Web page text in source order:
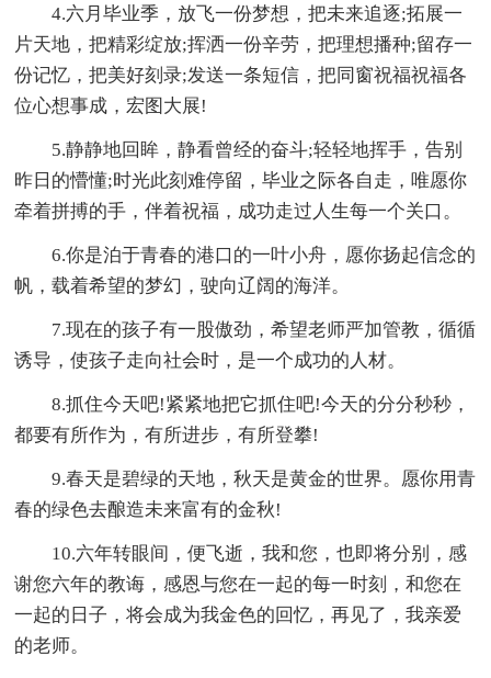
4.六月毕业季，放飞一份梦想，把未来追逐;拓展一
片天地，把精彩绽放;挥洒一份辛劳，把理想播种;留存一
份记忆，把美好刻录;发送一条短信，把同窗祝福祝福各
位心想事成，宏图大展!
5.静静地回眸，静看曾经的奋斗;轻轻地挥手，告别
昨日的懵懂;时光此刻难停留，毕业之际各自走，唯愿你
牵着拼搏的手，伴着祝福，成功走过人生每一个关口。
6.你是泊于青春的港口的一叶小舟，愿你扬起信念的
帆，载着希望的梦幻，驶向辽阔的海洋。
7.现在的孩子有一股傲劲，希望老师严加管教，循循
诱导，使孩子走向社会时，是一个成功的人材。
8.抓住今天吧!紧紧地把它抓住吧!今天的分分秒秒，
都要有所作为，有所进步，有所登攀!
9.春天是碧绿的天地，秋天是黄金的世界。愿你用青
春的绿色去酿造未来富有的金秋!
10.六年转眼间，便飞逝，我和您，也即将分别，感
谢您六年的教诲，感恩与您在一起的每一时刻，和您在
一起的日子，将会成为我金色的回忆，再见了，我亲爱
的老师。